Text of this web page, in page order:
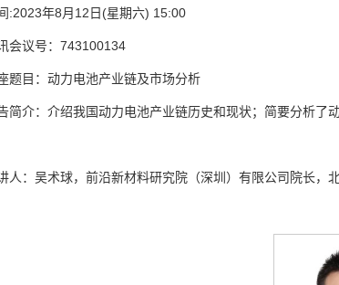
:2023年8月12日(星期六) 15:00
会议号：743100134
题目：动力电池产业链及市场分析
简介：介绍我国动力电池产业链历史和现状；简要分析了
人：吴术球，前沿新材料研究院（深圳）有限公司院长，